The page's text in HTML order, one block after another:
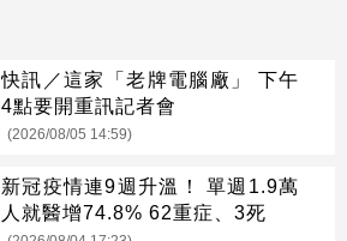
快訊／這家「老牌電腦廠」 下午
4點要開重訊記者會
(2026/08/05 14:59)
新冠疫情連9週升溫！ 單週1.9萬
人就醫增74.8% 62重症、3死